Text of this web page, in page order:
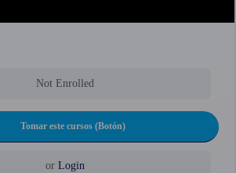
Not Enrolled
orLogin